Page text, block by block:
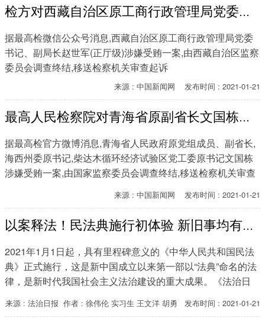
​
检方对西藏自治区原工商行政管理局党委书记赵世军决定逮捕
据最高检微信公众号消息,西藏自治区原工商行政管理局党委
书记、副局长赵世军(正厅级)涉嫌受贿一案,由西藏自治区监察
委员会调查终结,移送检察机关审查起诉
来源 : 中国新闻网 发布时间 : 2021-01-21
​
最高人民检察院对青海省原副省长文国栋决定逮捕
据最高检官方微博消息,青海省人民政府原党组成员、副省长,
海西州委原书记,柴达木循环经济试验区党工委原书记文国栋
涉嫌受贿一案,由国家监察委员会调查终结,移送检察机关审查
来源 : 中国新闻网 发布时间 : 2021-01-21
以案释法！民法典施行初体验 新旧事均有新说法
2021年1月1日起，具有里程碑意义的《中华人民共和国民法
典》正式施行，这是新中国成立以来第一部以“法典”命名的法
律，是新时代我国社会主义法治建设的重大成果。《法治日
陆续宣判的一批不同民事情形下首例适用民法典的案件，以期
来源 : 法治日报 作者 : 徐伟伦 实习生 王文洋 胡勇 发布时间 : 2021-01-21